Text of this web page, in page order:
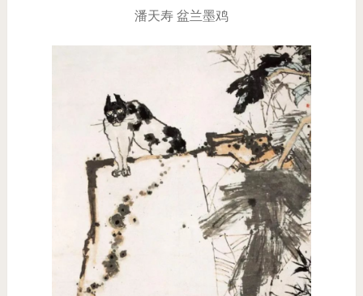
潘天寿 盆兰墨鸡